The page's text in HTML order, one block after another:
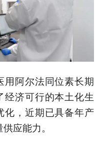
用阿尔法同位素长期
济可行的本土化生
化，近期已具备年产
应能力。